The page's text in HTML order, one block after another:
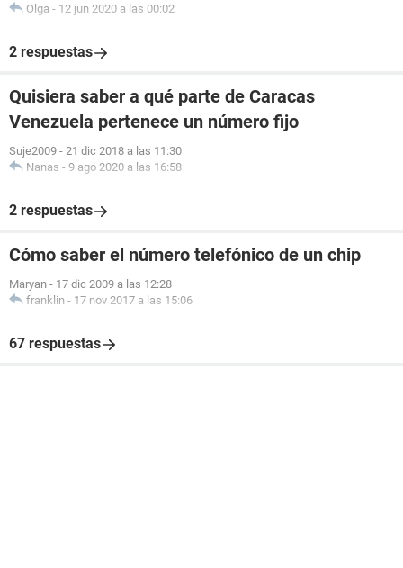
Olga - 12 jun 2020 a las 00:02
2 respuestas
Quisiera saber a qué parte de Caracas
Venezuela pertenece un número fijo
Suje2009 - 21 dic 2018 a las 11:30
Nanas - 9 ago 2020 a las 16:58
2 respuestas
Cómo saber el número telefónico de un chip
Maryan - 17 dic 2009 a las 12:28
franklin - 17 nov 2017 a las 15:06
67 respuestas